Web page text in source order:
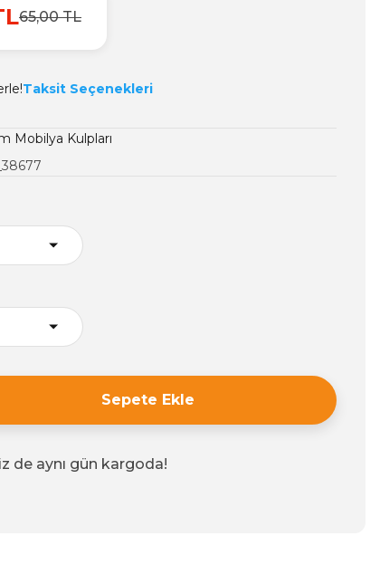
65,00 TL
Taksit Seçenekleri
Mobilya Kulpları
Sepete Ekle
de aynı gün kargoda!